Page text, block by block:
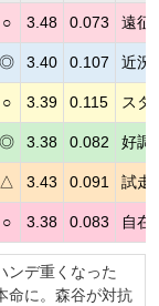
○ 3.48 0.073 遠征
◎ 3.40 0.107 近況
○ 3.39 0.115 スタ
◎ 3.38 0.082 好調
△ 3.43 0.091 試走
○ 3.38 0.083 自在
ンデ重くなった
命に。森谷が対抗